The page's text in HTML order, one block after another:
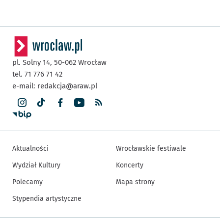
pl. Solny 14, 50-062 Wrocław
tel. 71 776 71 42
e-mail: redakcja@araw.pl
Aktualności
Wydział Kultury
Polecamy
Stypendia artystyczne
Wrocławskie festiwale
Koncerty
Mapa strony